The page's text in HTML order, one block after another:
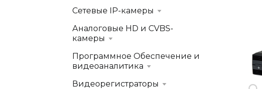
Сетевые IP-камеры
Аналоговые HD и CVBS-
камеры
Программное Обеспечение и
видеоаналитика
Видеорегистраторы